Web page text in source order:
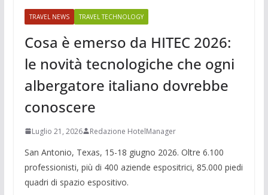
TRAVEL NEWS TRAVEL TECHNOLOGY
Cosa è emerso da HITEC 2026:
le novità tecnologiche che ogni
albergatore italiano dovrebbe
conoscere
Luglio 21, 2026 Redazione HotelManager
San Antonio, Texas, 15-18 giugno 2026. Oltre 6.100
professionisti, più di 400 aziende espositrici, 85.000 piedi
quadri di spazio espositivo.